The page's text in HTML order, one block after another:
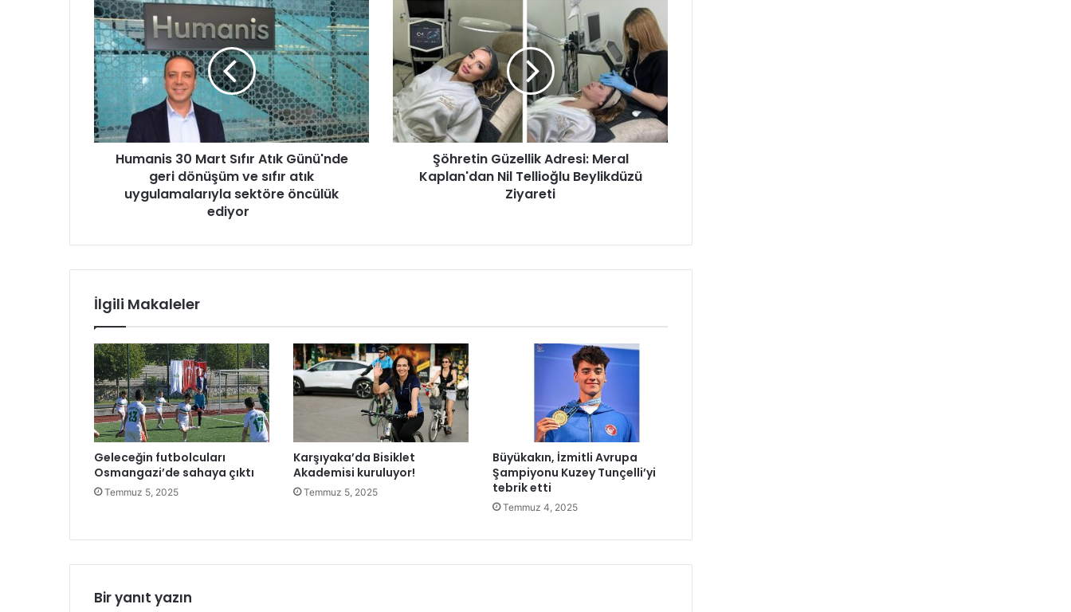
r
e
s
i
n
i
z
i
g
z
H
u
m
a
n
i
s
3
0
A
t
ı
k
G
ü
n
ü
'
n
d
e
r
ö
Humanis 30 Mart Sıfır Atık Günü'nde
geri dönüşüm ve sıfır atık
uygulamalarıyla sektöre öncülük
ediyor
r
e
t
i
n
G
e
s
i
:
M
e
r
a
l
K
a
Şöhretin Güzellik Adresi: Meral
Kaplan'dan Nil Tellioğlu Beylikdüzü
Ziyareti
İlgili Makaleler
Geleceğin futbolcuları
Osmangazi’de sahaya çıktı
Temmuz 5, 2025
Karşıyaka’da Bisiklet
Akademisi kuruluyor!
Temmuz 5, 2025
Büyükakın, İzmitli Avrupa
Şampiyonu Kuzey Tunçelli’yi
tebrik etti
Temmuz 4, 2025
Bir yanıt yazın